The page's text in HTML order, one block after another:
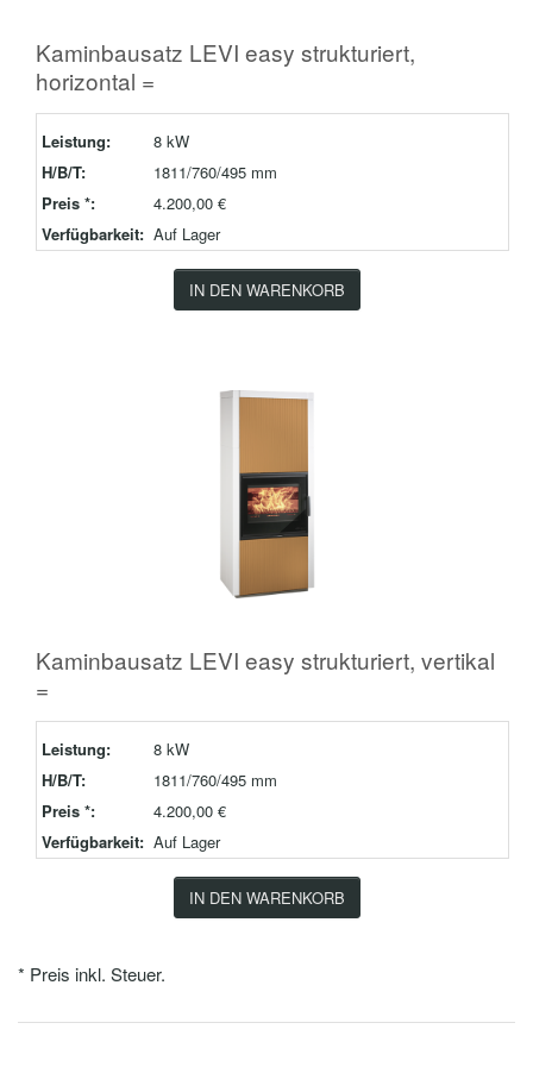
Kaminbausatz LEVI easy strukturiert,
horizontal =
Leistung:
8 kW
H/B/T:
1811/760/495 mm
Preis *:
4.200,00 €
Verfügbarkeit: Auf Lager
IN DEN WARENKORB
Kaminbausatz LEVI easy strukturiert, vertikal
=
Leistung:
8 kW
H/B/T:
1811/760/495 mm
Preis *:
4.200,00 €
Verfügbarkeit: Auf Lager
IN DEN WARENKORB
* Preis inkl. Steuer.